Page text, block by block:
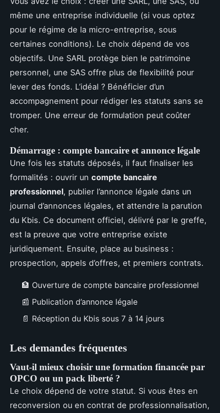
même une entreprise individuelle (si vous optez
pour le régime de la micro-entreprise, sous
certaines conditions). Le choix dépend de vos
objectifs. Une SARL protège bien le patrimoine
personnel, une SAS offre plus de flexibilité pour
lever des fonds. L’idéal ? Bénéficier d’un
accompagnement pour rédiger les statuts sans se
tromper. Une erreur de formulation peut coûter
cher.
Démarrage : compte bancaire et annonce légale
Une fois les statuts déposés, il faut finaliser les
formalités : ouvrir un compte bancaire
professionnel, publier l’annonce légale dans un
journal d’annonces légales, et attendre la parution
du Kbis. Ce document officiel, délivré par le greffe,
est la preuve que votre entreprise existe
juridiquement. Ensuite, place au business :
prospection, appels d’offres, et premiers contrats.
🏦 Ouverture de compte bancaire professionnel
📰 Publication d’annonce légale
📄 Réception du Kbis sous 7 à 14 jours
Les demandes fréquentes
Vaut-il mieux choisir une formation financée par
OPCO ou un pack liberté ?
Le choix dépend de votre statut. Si vous êtes en
reconversion ou en contrat de professionnalisation,